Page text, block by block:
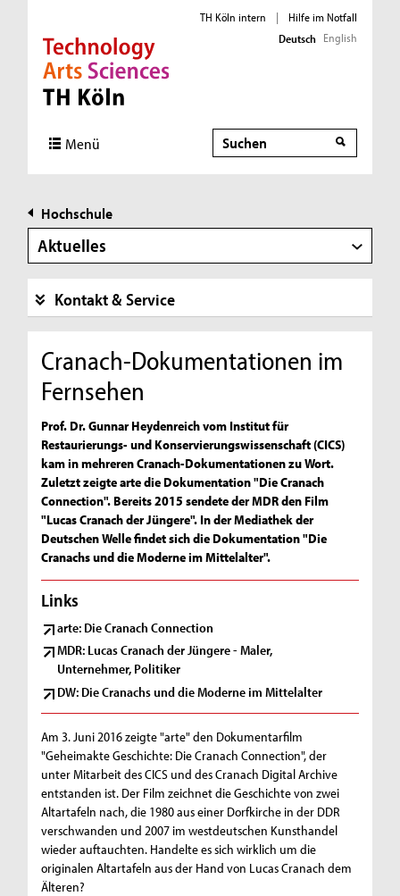
Direkt zur Hauptnavigation
Direkt zur Subnavigation
Direkt zum Inhalt
Direkt zum Fußbereich
TH Köln intern |
Hilfe im Notfall
Deutsch English
Menü Suche
Hochschule
Aktuelles
Kontakt & Service
Cranach-Dokumentationen im
Fernsehen
Prof. Dr. Gunnar Heydenreich vom Institut für
Restaurierungs- und Konservierungswissenschaft (CICS)
kam in mehreren Cranach-Dokumentationen zu Wort.
Zuletzt zeigte arte die Dokumentation "Die Cranach
Connection". Bereits 2015 sendete der MDR den Film
"Lucas Cranach der Jüngere". In der Mediathek der
Deutschen Welle findet sich die Dokumentation "Die
Cranachs und die Moderne im Mittelalter".
Links
arte: Die Cranach Connection
MDR: Lucas Cranach der Jüngere - Maler,
Unternehmer, Politiker
DW: Die Cranachs und die Moderne im Mittelalter
Am 3. Juni 2016 zeigte "arte" den Dokumentarfilm
"Geheimakte Geschichte: Die Cranach Connection", der
unter Mitarbeit des CICS und des Cranach Digital Archive
entstanden ist. Der Film zeichnet die Geschichte von zwei
Altartafeln nach, die 1980 aus einer Dorfkirche in der DDR
verschwanden und 2007 im westdeutschen Kunsthandel
wieder auftauchten. Handelte es sich wirklich um die
originalen Altartafeln aus der Hand von Lucas Cranach dem
Älteren?